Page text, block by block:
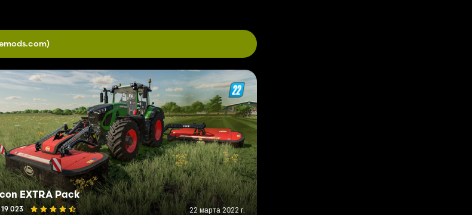
EXTRA Pack
19 023 22 марта 2022 г.